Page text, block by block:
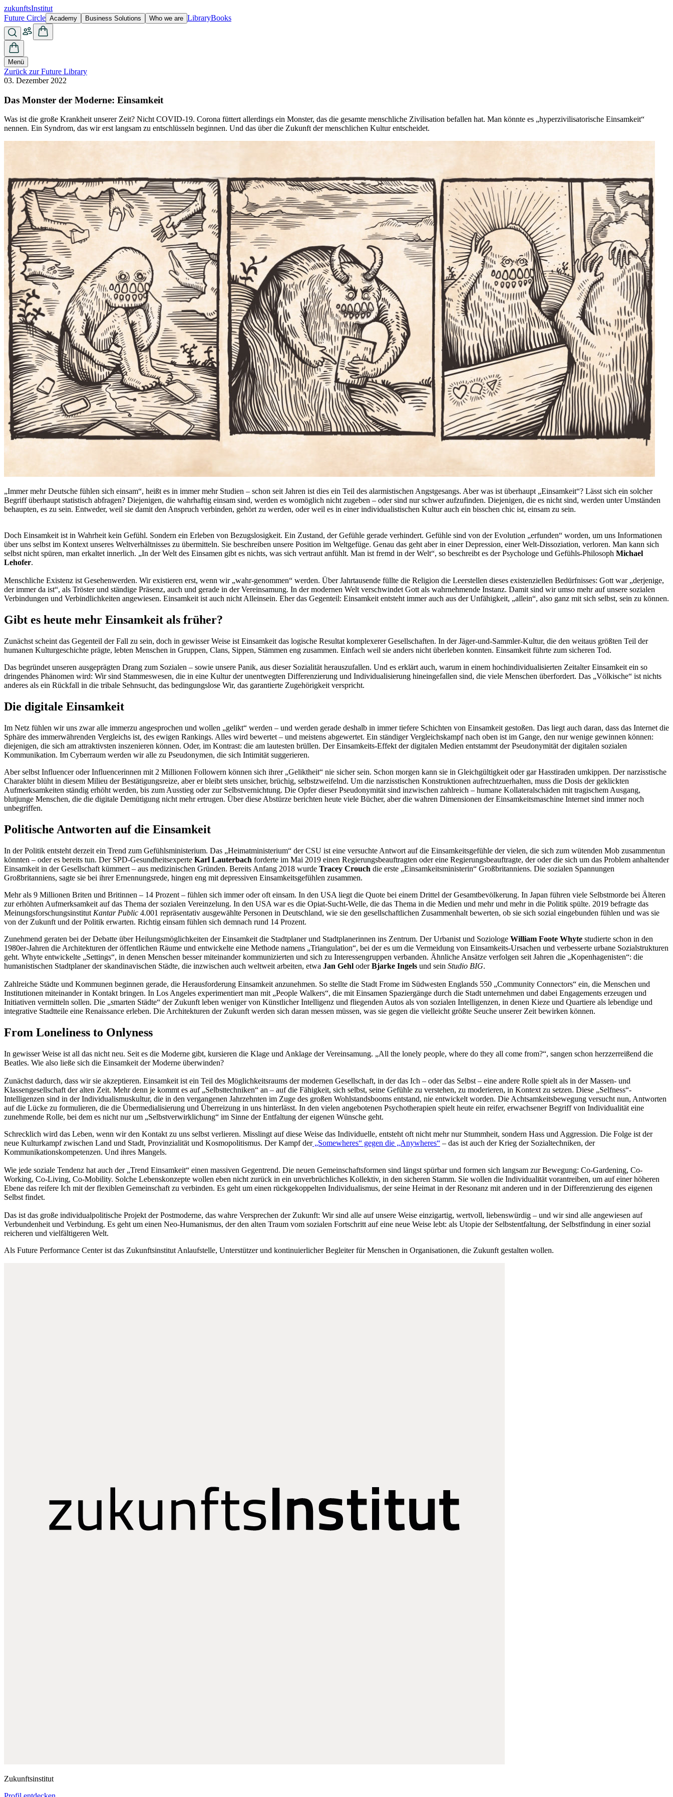
zukunftsInstitut
Future Circle Academy Business Solutions Who we are LibraryBooks
Menü
Zurück zur Future Library
03. Dezember 2022
Das Monster der Moderne: Einsamkeit
Was ist die große Krankheit unserer Zeit? Nicht COVID-19. Corona füttert allerdings ein Monster, das die gesamte menschliche Zivilisation befallen hat. Man könnte es „hyperzivilisatorische Einsamkeit“
nennen. Ein Syndrom, das wir erst langsam zu entschlüsseln beginnen. Und das über die Zukunft der menschlichen Kultur entscheidet.
„Immer mehr Deutsche fühlen sich einsam“, heißt es in immer mehr Studien – schon seit Jahren ist dies ein Teil des alarmistischen Angstgesangs. Aber was ist überhaupt „Einsamkeit“? Lässt sich ein solcher
Begriff überhaupt statistisch abfragen? Diejenigen, die wahrhaftig einsam sind, werden es womöglich nicht zugeben – oder sind nur schwer aufzufinden. Diejenigen, die es nicht sind, werden unter Umständen
behaupten, es zu sein. Entweder, weil sie damit den Anspruch verbinden, gehört zu werden, oder weil es in einer individualistischen Kultur auch ein bisschen chic ist, einsam zu sein.
Doch Einsamkeit ist in Wahrheit kein Gefühl. Sondern ein Erleben von Bezugslosigkeit. Ein Zustand, der Gefühle gerade verhindert. Gefühle sind von der Evolution „erfunden“ worden, um uns Informationen
über uns selbst im Kontext unseres Weltverhältnisses zu übermitteln. Sie beschreiben unsere Position im Weltgefüge. Genau das geht aber in einer Depression, einer Welt-Dissoziation, verloren. Man kann sich
selbst nicht spüren, man erkaltet innerlich. „In der Welt des Einsamen gibt es nichts, was sich vertraut anfühlt. Man ist fremd in der Welt“, so beschreibt es der Psychologe und Gefühls-Philosoph Michael
Lehofer.
Menschliche Existenz ist Gesehenwerden. Wir existieren erst, wenn wir „wahr-genommen“ werden. Über Jahrtausende füllte die Religion die Leerstellen dieses existenziellen Bedürfnisses: Gott war „derjenige,
der immer da ist“, als Tröster und ständige Präsenz, auch und gerade in der Vereinsamung. In der modernen Welt verschwindet Gott als wahrnehmende Instanz. Damit sind wir umso mehr auf unsere sozialen
Verbindungen und Verbindlichkeiten angewiesen. Einsamkeit ist auch nicht Alleinsein. Eher das Gegenteil: Einsamkeit entsteht immer auch aus der Unfähigkeit, „allein“, also ganz mit sich selbst, sein zu können.
Gibt es heute mehr Einsamkeit als früher?
Zunächst scheint das Gegenteil der Fall zu sein, doch in gewisser Weise ist Einsamkeit das logische Resultat komplexerer Gesellschaften. In der Jäger-und-Sammler-Kultur, die den weitaus größten Teil der
humanen Kulturgeschichte prägte, lebten Menschen in Gruppen, Clans, Sippen, Stämmen eng zusammen. Einfach weil sie anders nicht überleben konnten. Einsamkeit führte zum sicheren Tod.
Das begründet unseren ausgeprägten Drang zum Sozialen – sowie unsere Panik, aus dieser Sozialität herauszufallen. Und es erklärt auch, warum in einem hochindividualisierten Zeitalter Einsamkeit ein so
dringendes Phänomen wird: Wir sind Stammeswesen, die in eine Kultur der unentwegten Differenzierung und Individualisierung hineingefallen sind, die viele Menschen überfordert. Das „Völkische“ ist nichts
anderes als ein Rückfall in die tribale Sehnsucht, das bedingungslose Wir, das garantierte Zugehörigkeit verspricht.
Die digitale Einsamkeit
Im Netz fühlen wir uns zwar alle immerzu angesprochen und wollen „gelikt“ werden – und werden gerade deshalb in immer tiefere Schichten von Einsamkeit gestoßen. Das liegt auch daran, dass das Internet die
Sphäre des immerwährenden Vergleichs ist, des ewigen Rankings. Alles wird bewertet – und meistens abgewertet. Ein ständiger Vergleichskampf nach oben ist im Gange, den nur wenige gewinnen können:
diejenigen, die sich am attraktivsten inszenieren können. Oder, im Kontrast: die am lautesten brüllen. Der Einsamkeits-Effekt der digitalen Medien entstammt der Pseudonymität der digitalen sozialen
Kommunikation. Im Cyberraum werden wir alle zu Pseudonymen, die sich Intimität suggerieren.
Aber selbst Influencer oder Influencerinnen mit 2 Millionen Followern können sich ihrer „Geliktheit“ nie sicher sein. Schon morgen kann sie in Gleichgültigkeit oder gar Hasstiraden umkippen. Der narzisstische
Charakter blüht in diesem Milieu der Bestätigungsreize, aber er bleibt stets unsicher, brüchig, selbstzweifelnd. Um die narzisstischen Konstruktionen aufrechtzuerhalten, muss die Dosis der geklickten
Aufmerksamkeiten ständig erhöht werden, bis zum Ausstieg oder zur Selbstvernichtung. Die Opfer dieser Pseudonymität sind inzwischen zahlreich – humane Kollateralschäden mit tragischem Ausgang,
blutjunge Menschen, die die digitale Demütigung nicht mehr ertrugen. Über diese Abstürze berichten heute viele Bücher, aber die wahren Dimensionen der Einsamkeitsmaschine Internet sind immer noch
unbegriffen.
Politische Antworten auf die Einsamkeit
In der Politik entsteht derzeit ein Trend zum Gefühlsministerium. Das „Heimatministerium“ der CSU ist eine versuchte Antwort auf die Einsamkeitsgefühle der vielen, die sich zum wütenden Mob zusammentun
könnten – oder es bereits tun. Der SPD-Gesundheitsexperte Karl Lauterbach forderte im Mai 2019 einen Regierungsbeauftragten oder eine Regierungsbeauftragte, der oder die sich um das Problem anhaltender
Einsamkeit in der Gesellschaft kümmert – aus medizinischen Gründen. Bereits Anfang 2018 wurde Tracey Crouch die erste „Einsamkeitsministerin“ Großbritanniens. Die sozialen Spannungen
Großbritanniens, sagte sie bei ihrer Ernennungsrede, hingen eng mit depressiven Einsamkeitsgefühlen zusammen.
Mehr als 9 Millionen Briten und Britinnen – 14 Prozent – fühlen sich immer oder oft einsam. In den USA liegt die Quote bei einem Drittel der Gesamtbevölkerung. In Japan führen viele Selbstmorde bei Älteren
zur erhöhten Aufmerksamkeit auf das Thema der sozialen Vereinzelung. In den USA war es die Opiat-Sucht-Welle, die das Thema in die Medien und mehr und mehr in die Politik spülte. 2019 befragte das
Meinungsforschungsinstitut Kantar Public 4.001 repräsentativ ausgewählte Personen in Deutschland, wie sie den gesellschaftlichen Zusammenhalt bewerten, ob sie sich sozial eingebunden fühlen und was sie
von der Zukunft und der Politik erwarten. Richtig einsam fühlen sich demnach rund 14 Prozent.
Zunehmend geraten bei der Debatte über Heilungsmöglichkeiten der Einsamkeit die Stadtplaner und Stadtplanerinnen ins Zentrum. Der Urbanist und Soziologe William Foote Whyte studierte schon in den
1980er-Jahren die Architekturen der öffentlichen Räume und entwickelte eine Methode namens „Triangulation“, bei der es um die Vermeidung von Einsamkeits-Ursachen und verbesserte urbane Sozialstrukturen
geht. Whyte entwickelte „Settings“, in denen Menschen besser miteinander kommunizierten und sich zu Interessengruppen verbanden. Ähnliche Ansätze verfolgen seit Jahren die „Kopenhagenisten“: die
humanistischen Stadtplaner der skandinavischen Städte, die inzwischen auch weltweit arbeiten, etwa Jan Gehl oderBjarke Ingels und sein Studio BIG.
Zahlreiche Städte und Kommunen beginnen gerade, die Herausforderung Einsamkeit anzunehmen. So stellte die Stadt Frome im Südwesten Englands 550 „Community Connectors“ ein, die Menschen und
Institutionen miteinander in Kontakt bringen. In Los Angeles experimentiert man mit „People Walkers“, die mit Einsamen Spaziergänge durch die Stadt unternehmen und dabei Engagements erzeugen und
Initiativen vermitteln sollen. Die „smarten Städte“ der Zukunft leben weniger von Künstlicher Intelligenz und fliegenden Autos als von sozialen Intelligenzen, in denen Kieze und Quartiere als lebendige und
integrative Stadtteile eine Renaissance erleben. Die Architekturen der Zukunft werden sich daran messen müssen, was sie gegen die vielleicht größte Seuche unserer Zeit bewirken können.
From Loneliness to Onlyness
In gewisser Weise ist all das nicht neu. Seit es die Moderne gibt, kursieren die Klage und Anklage der Vereinsamung. „All the lonely people, where do they all come from?“, sangen schon herzzerreißend die
Beatles. Wie also ließe sich die Einsamkeit der Moderne überwinden?
Zunächst dadurch, dass wir sie akzeptieren. Einsamkeit ist ein Teil des Möglichkeitsraums der modernen Gesellschaft, in der das Ich – oder das Selbst – eine andere Rolle spielt als in der Massen- und
Klassengesellschaft der alten Zeit. Mehr denn je kommt es auf „Selbsttechniken“ an – auf die Fähigkeit, sich selbst, seine Gefühle zu verstehen, zu moderieren, in Kontext zu setzen. Diese „Selfness“-
Intelligenzen sind in der Individualismuskultur, die in den vergangenen Jahrzehnten im Zuge des großen Wohlstandsbooms entstand, nie entwickelt worden. Die Achtsamkeitsbewegung versucht nun, Antworten
auf die Lücke zu formulieren, die die Übermedialisierung und Überreizung in uns hinterlässt. In den vielen angebotenen Psychotherapien spielt heute ein reifer, erwachsener Begriff von Individualität eine
zunehmende Rolle, bei dem es nicht nur um „Selbstverwirklichung“ im Sinne der Entfaltung der eigenen Wünsche geht.
Schrecklich wird das Leben, wenn wir den Kontakt zu uns selbst verlieren. Misslingt auf diese Weise das Individuelle, entsteht oft nicht mehr nur Stummheit, sondern Hass und Aggression. Die Folge ist der
neue Kulturkampf zwischen Land und Stadt, Provinzialität und Kosmopolitismus. Der Kampf der„Somewheres“ gegen die „Anywheres“ – das ist auch der Krieg der Sozialtechniken, der
Kommunikationskompetenzen. Und ihres Mangels.
Wie jede soziale Tendenz hat auch der „Trend Einsamkeit“ einen massiven Gegentrend. Die neuen Gemeinschaftsformen sind längst spürbar und formen sich langsam zur Bewegung: Co-Gardening, Co-
Working, Co-Living, Co-Mobility. Solche Lebenskonzepte wollen eben nicht zurück in ein unverbrüchliches Kollektiv, in den sicheren Stamm. Sie wollen die Individualität vorantreiben, um auf einer höheren
Ebene das reifere Ich mit der flexiblen Gemeinschaft zu verbinden. Es geht um einen rückgekoppelten Individualismus, der seine Heimat in der Resonanz mit anderen und in der Differenzierung des eigenen
Selbst findet.
Das ist das große individualpolitische Projekt der Postmoderne, das wahre Versprechen der Zukunft: Wir sind alle auf unsere Weise einzigartig, wertvoll, liebenswürdig – und wir sind alle angewiesen auf
Verbundenheit und Verbindung. Es geht um einen Neo-Humanismus, der den alten Traum vom sozialen Fortschritt auf eine neue Weise lebt: als Utopie der Selbstentfaltung, der Selbstfindung in einer sozial
reicheren und vielfältigeren Welt.
Als Future Performance Center ist das Zukunftsinstitut Anlaufstelle, Unterstützer und kontinuierlicher Begleiter für Menschen in Organisationen, die Zukunft gestalten wollen.
Zukunftsinstitut